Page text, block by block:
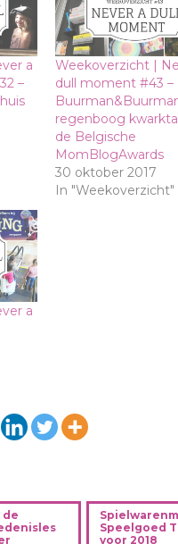
a
–
Weekoverzicht |
dull moment #43 –
regenboog
de Belgische
MomBlogAwards
30 oktober 2017
In "Weekoverzicht"
a
de
Speelgoed
voor 2018